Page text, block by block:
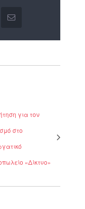
Email
για τον
στο
«Δίκτυο»